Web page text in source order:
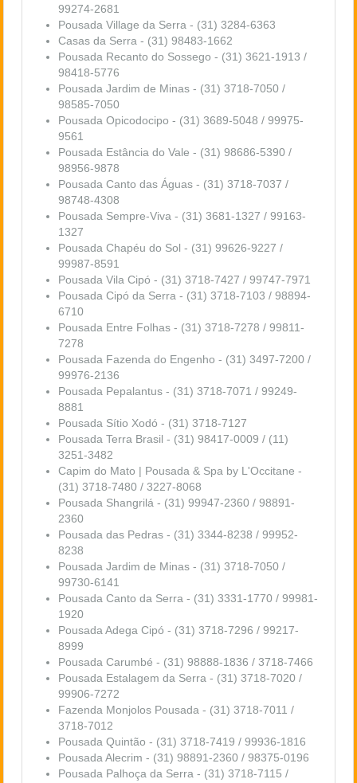
99274-2681
Pousada Village da Serra - (31) 3284-6363
Casas da Serra - (31) 98483-1662
Pousada Recanto do Sossego - (31) 3621-1913 /
98418-5776
Pousada Jardim de Minas - (31) 3718-7050 /
98585-7050
Pousada Opicodocipo - (31) 3689-5048 / 99975-
9561
Pousada Estância do Vale - (31) 98686-5390 /
98956-9878
Pousada Canto das Águas - (31) 3718-7037 /
98748-4308
Pousada Sempre-Viva - (31) 3681-1327 / 99163-
1327
Pousada Chapéu do Sol - (31) 99626-9227 /
99987-8591
Pousada Vila Cipó - (31) 3718-7427 / 99747-7971
Pousada Cipó da Serra - (31) 3718-7103 / 98894-
6710
Pousada Entre Folhas - (31) 3718-7278 / 99811-
7278
Pousada Fazenda do Engenho - (31) 3497-7200 /
99976-2136
Pousada Pepalantus - (31) 3718-7071 / 99249-
8881
Pousada Sítio Xodó - (31) 3718-7127
Pousada Terra Brasil - (31) 98417-0009 / (11)
3251-3482
Capim do Mato | Pousada & Spa by L'Occitane -
(31) 3718-7480 / 3227-8068
Pousada Shangrilá - (31) 99947-2360 / 98891-
2360
Pousada das Pedras - (31) 3344-8238 / 99952-
8238
Pousada Jardim de Minas - (31) 3718-7050 /
99730-6141
Pousada Canto da Serra - (31) 3331-1770 / 99981-
1920
Pousada Adega Cipó - (31) 3718-7296 / 99217-
8999
Pousada Carumbé - (31) 98888-1836 / 3718-7466
Pousada Estalagem da Serra - (31) 3718-7020 /
99906-7272
Fazenda Monjolos Pousada - (31) 3718-7011 /
3718-7012
Pousada Quintão - (31) 3718-7419 / 99936-1816
Pousada Alecrim - (31) 98891-2360 / 98375-0196
Pousada Palhoça da Serra - (31) 3718-7115 /